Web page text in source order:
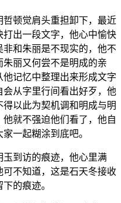
顿觉肩头重担卸下，最近
出一段文字，他心中愉快
和朱丽是不现实的，他不
丽又何尝不是明成的亲
记忆中整理出来形成文字
从字里行间看出好歹，他
以此为契机调和明成与明
就不强迫他们看了，他自
一起糊涂到底吧。
到访的痕迹，他心里满
不知道，这是石天冬接收
的痕迹。